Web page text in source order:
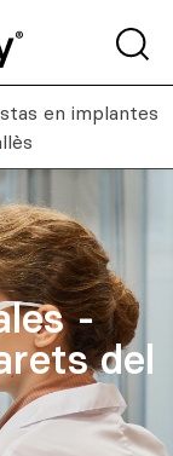
en implantes
-
del